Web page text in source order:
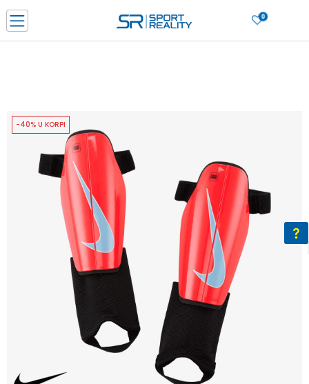
0
CLICK & COLLECT Platite karticom online i preuzmite u prodavnici po vašem
SAZNAJTE VIŠE
-40% U KORPI